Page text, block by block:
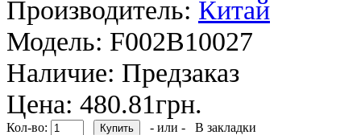
Производитель: Китай
Модель: F002B10027
Наличие: Предзаказ
Цена: 480.81грн.
Кол-во: - или -
В закладки